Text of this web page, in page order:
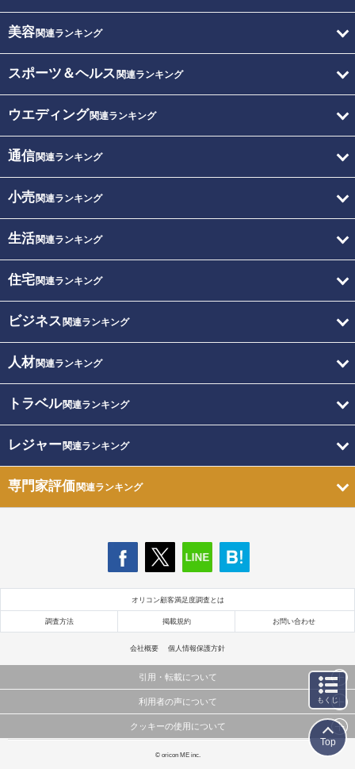
美容関連ランキング
スポーツ＆ヘルス 関連ランキング
ウエディング関連ランキング
通信関連ランキング
小売関連ランキング
生活関連ランキング
住宅関連ランキング
ビジネス 関連ランキング
人材関連ランキング
トラベル関連ランキング
レジャー関連ランキング
専門家評価関連ランキング
オリコン顧客満足度調査とは
調査方法 掲載規約 お問い合わせ
会社概要 個人情報保護方針
引用・転載について
当サイトで公開されている情報（文字、写真、イラスト、画像データ等）及びこれらの配置・
これらの情報を権利者の許可なく無断転載・複製などの二次利用を行うことは固く禁じており
利用者の声について
当サイトに掲載している内容はすべてサービスの利用者が提出された見解・感想です。
弊社の見解・ 意見ではないことをご理解いただいた上でご覧ください。
クッキーの使用について
このサイトでは Cookie を使用して、ユーザーに合わせたコンテンツや広告の表示、ソーシャル
© oricon ME inc.
もくじ
Top